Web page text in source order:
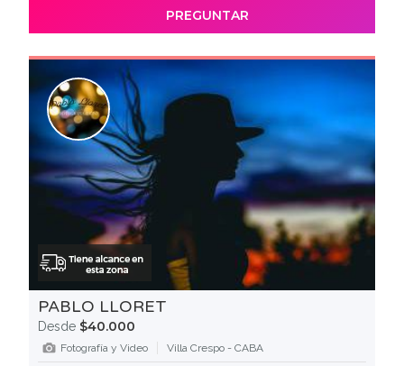
PREGUNTAR
PABLO LLORET
Desde $40.000
Fotografía y Video
Villa Crespo - CABA